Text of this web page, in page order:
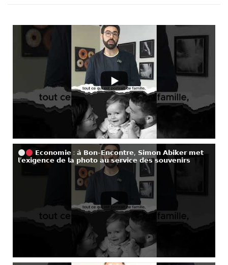
𝗘𝗰𝗼𝗻𝗼𝗺𝗶𝗲 : 𝗮̀ 𝗕𝗼𝗻-𝗘𝗻𝗰𝗼𝗻𝘁𝗿𝗲, 𝗦𝗶𝗺𝗼𝗻 𝗔𝗯𝗶𝗸𝗲𝗿 𝗺𝗲𝘁
𝗹’𝗲𝘅𝗶𝗴𝗲𝗻𝗰𝗲 𝗱𝗲 𝗹𝗮 𝗽𝗵𝗼𝘁𝗼 𝗮𝘂 𝘀𝗲𝗿𝘃𝗶𝗰𝗲 𝗱𝗲𝘀 𝘀𝗼𝘂𝘃𝗲𝗻𝗶𝗿𝘀